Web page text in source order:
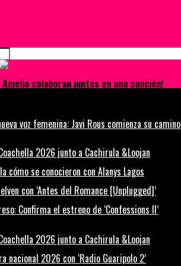
Amelio colaboran juntos en una canción!
voz femenina: Javi Rous comienza su camino
2026 junto a Cachirula &Loojan
cómo se conocieron con Alanys Lagos
con ‘Antes del Romance [Unplugged]’
Confirma el estreno de ‘Confessions II’
2026 junto a Cachirula &Loojan
nacional 2026 con ‘Radio Guaripolo 2’